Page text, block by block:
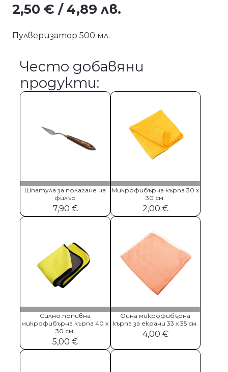
2,50 € / 4,89 лв.
Пулверизатор 500 мл.
Често добавяни
продукти:
Шпатула за полагане на
филър
7,90 €
Микрофибърна кърпа 30 х
30 см.
2,00 €
Силно попивна
микрофибърна кърпа 40 х
30 см.
5,00 €
Фина микрофибърна
кърпа за екрани 33 х 35 см.
4,00 €